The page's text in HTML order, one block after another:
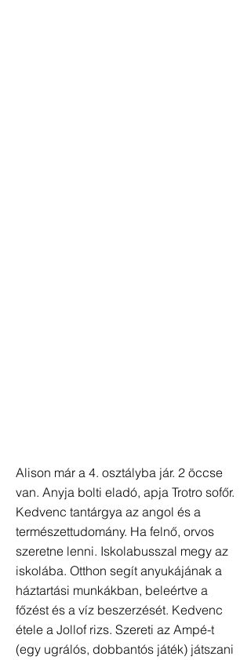
Alison már a 4. osztályba jár. 2 öccse
van. Anyja bolti eladó, apja Trotro sofőr.
Kedvenc tantárgya az angol és a
természettudomány. Ha felnő, orvos
szeretne lenni. Iskolabusszal megy az
iskolába. Otthon segít anyukájának a
háztartási munkákban, beleértve a
főzést és a víz beszerzését. Kedvenc
étele a Jollof rizs. Szereti az Ampé-t
(egy ugrálós, dobbantós játék) játszani